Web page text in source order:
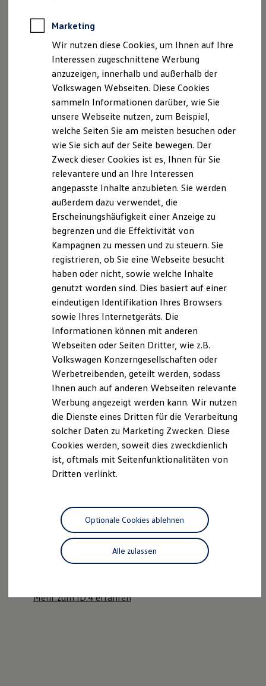
Rekuperation
Laden unterwegs
Laden Zuhause
Ladestationen finden
Ladezeitensimulator
Batterie
Sicherheit
Nachhaltigkeit
Technologie
Kosten und Kauf
Kaufoptionen
E-Auto-Förderung
Software und Konnektivität
Die ID. Software 6
ID. Software Versionen und Updates
Digitale Extras
Schnittstellen zu Ihrem ID.
Hybridautos
Marke und Erlebnis
Volkswagen R und R Experience
R-Modelle
R Experience
Driving Experience
Volkswagen entdecken
Werkbesichtigung
Lifestyle Shop
T-Roc Kollektion
Golf Kollektion
ID. Kollektion
Volkswagen Kollektion
R-Kollektion
GTI Kollektion
Fußball Drop
we drive football
#wedriveproud
Besitzer und Service
Software Updates
Service und Ersatzteile
Motorenöl und Flüssigkeiten
Räder und Reifen
Pannen- und Unfallhilfe
Economy Service
Volkswagen Teile
Zubehör
Entertainment und Elektronik
Der neue ID.3 Neo
So geht neu. Klar im Design. Stark im Alltag.
Entdecken Sie jetzt den neuen ID.3 Neo!
Mehr zum ID.3 Neo erfahren
Der T-Cross
Wendig, flexibel, vielseitig. Entdecken Sie den
T‑Cross.
Mehr zum T-Cross erfahren
Der ID.4
Kraftvoll wie ein SUV, nachhaltig wie ein ID.
Mehr zum ID.4 erfahren
Marketing
Wir nutzen diese Cookies, um Ihnen auf Ihre
Interessen zugeschnittene Werbung
anzuzeigen, innerhalb und außerhalb der
Volkswagen Webseiten. Diese Cookies
sammeln Informationen darüber, wie Sie
unsere Webseite nutzen, zum Beispiel,
welche Seiten Sie am meisten besuchen oder
wie Sie sich auf der Seite bewegen. Der
Zweck dieser Cookies ist es, Ihnen für Sie
relevantere und an Ihre Interessen
angepasste Inhalte anzubieten. Sie werden
außerdem dazu verwendet, die
Erscheinungshäufigkeit einer Anzeige zu
begrenzen und die Effektivität von
Kampagnen zu messen und zu steuern. Sie
registrieren, ob Sie eine Webseite besucht
haben oder nicht, sowie welche Inhalte
genutzt worden sind. Dies basiert auf einer
eindeutigen Identifikation Ihres Browsers
sowie Ihres Internetgeräts. Die
Informationen können mit anderen
Webseiten oder Seiten Dritter, wie z.B.
Volkswagen Konzerngesellschaften oder
Werbetreibenden, geteilt werden, sodass
Ihnen auch auf anderen Webseiten relevante
Werbung angezeigt werden kann. Wir nutzen
die Dienste eines Dritten für die Verarbeitung
solcher Daten zu Marketing Zwecken. Diese
Cookies werden, soweit dies zweckdienlich
ist, oftmals mit Seitenfunktionalitäten von
Dritten verlinkt.
Alle zulassen
Optionale Cookies ablehnen